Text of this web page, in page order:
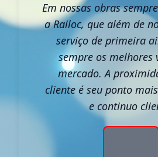
Em nossas obras
a Railoc, que além de
serviço de primeira
sempre os melhores
mercado. A
cliente é seu ponto
e continuo